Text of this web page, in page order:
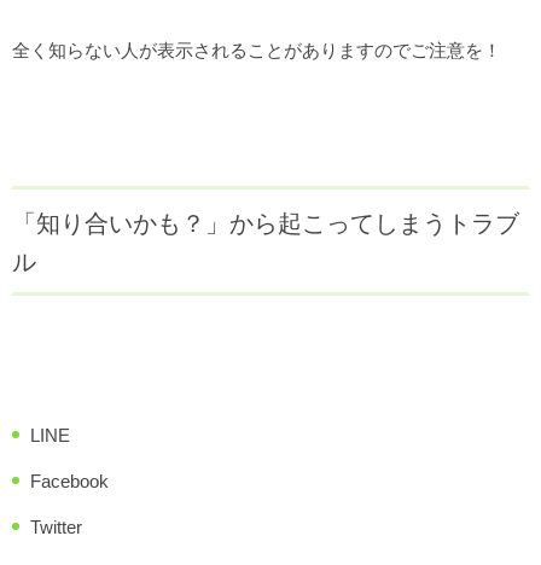
全く知らない人が表示されることがありますのでご注意を！
「知り合いかも？」から起こってしまうトラブ
ル
LINE
Facebook
Twitter